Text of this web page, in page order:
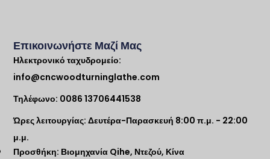
Επικοινωνήστε Μαζί Μας
Ηλεκτρονικό ταχυδρομείο:
info@cncwoodturninglathe.com
Τηλέφωνο: 0086 13706441538
Ώρες λειτουργίας: Δευτέρα-Παρασκευή 8:00 π.μ. - 22:00
μ.μ.
Προσθήκη: Βιομηχανία Qihe, Ντεζού, Κίνα